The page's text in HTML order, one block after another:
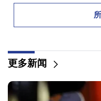
Anahit Kirakosyan 和她
昂贵礼物（视频）
23:58
佩泽什基安感谢邻国对
更多新闻